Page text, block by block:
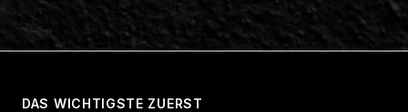
DAS WICHTIGSTE ZUERST